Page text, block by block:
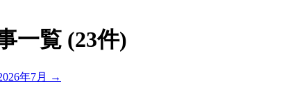
一覧 (23件)
年7月 →